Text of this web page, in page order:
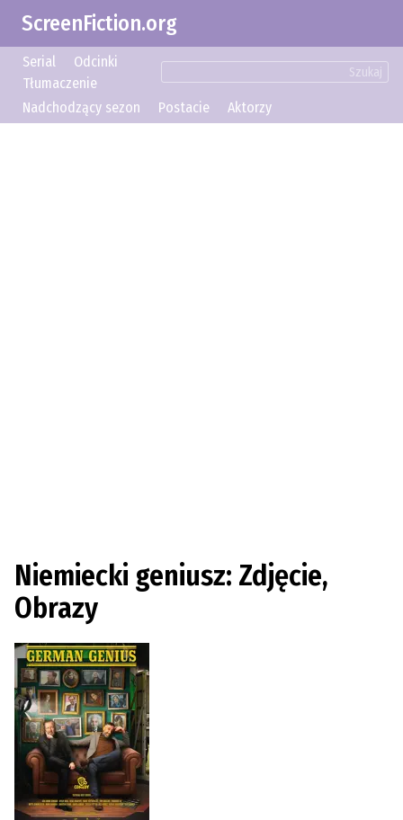
ScreenFiction.org
Szukaj
Serial
Odcinki
Tłumaczenie
Nadchodzący sezon
Postacie Aktorzy
Niemiecki geniusz: Zdjęcie,
Obrazy